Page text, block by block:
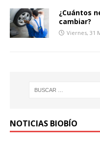
¿Cuántos
cambiar?
Viernes, 31
NOTICIAS BIOBÍO